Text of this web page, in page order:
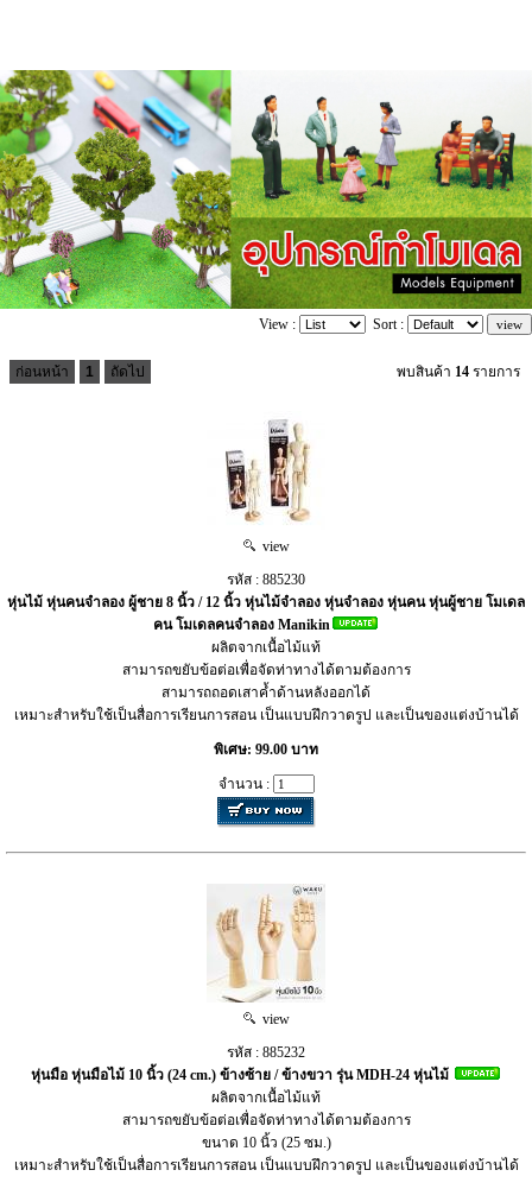
View : Sort :
ก่อนหน้า 1 ถัดไป พบสินค้า 14 รายการ
view
รหัส : 885230
หุ่นไม้ หุ่นคนจำลอง ผู้ชาย 8 นิ้ว / 12 นิ้ว หุ่นไม้จำลอง หุ่นจำลอง หุ่นคน หุ่นผู้ชาย โมเดล
คน โมเดลคนจำลอง Manikin
ผลิตจากเนื้อไม้แท้
สามารถขยับข้อต่อเพื่อจัดท่าทางได้ตามต้องการ
สามารถถอดเสาค้ำด้านหลังออกได้
เหมาะสำหรับใช้เป็นสื่อการเรียนการสอน เป็นแบบฝึกวาดรูป และเป็นของแต่งบ้านได้
พิเศษ: 99.00 บาท
จำนวน :
view
รหัส : 885232
หุ่นมือ หุ่นมือไม้ 10 นิ้ว (24 cm.) ข้างซ้าย / ข้างขวา รุ่น MDH-24 หุ่นไม้
ผลิตจากเนื้อไม้แท้
สามารถขยับข้อต่อเพื่อจัดท่าทางได้ตามต้องการ
ขนาด 10 นิ้ว (25 ซม.)
เหมาะสำหรับใช้เป็นสื่อการเรียนการสอน เป็นแบบฝึกวาดรูป และเป็นของแต่งบ้านได้